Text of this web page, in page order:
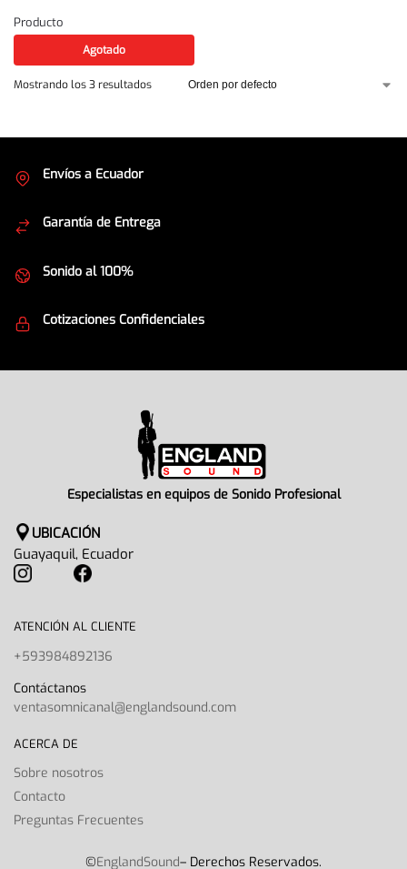
Producto
Agotado
Mostrando los 3 resultados
Envíos a Ecuador
Garantía de Entrega
Sonido al 100%
Cotizaciones Confidenciales
Especialistas en equipos de Sonido Profesional
UBICACIÓN
Guayaquil, Ecuador
ATENCIÓN AL CLIENTE
+593984892136
Contáctanos
ventasomnicanal@englandsound.com
ACERCA DE
Sobre nosotros
Contacto
Preguntas Frecuentes
©EnglandSound– Derechos Reservados.